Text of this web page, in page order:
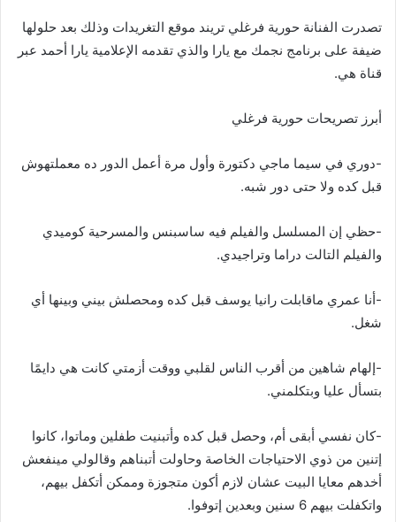
تصدرت الفنانة حورية فرغلي تريند موقع التغريدات وذلك بعد حلولها
ضيفة على برنامج نجمك مع يارا والذي تقدمه الإعلامية يارا أحمد عبر
قناة هي.
أبرز تصريحات حورية فرغلي
-دوري في سيما ماجي دكتورة وأول مرة أعمل الدور ده معملتهوش
قبل كده ولا حتى دور شبه.
-حظي إن المسلسل والفيلم فيه ساسبنس والمسرحية كوميدي
والفيلم التالت دراما وتراجيدي.
-أنا عمري ماقابلت رانيا يوسف قبل كده ومحصلش بيني وبينها أي
شغل.
-إلهام شاهين من أقرب الناس لقلبي ووقت أزمتي كانت هي دايمًا
بتسأل عليا وبتكلمني.
-كان نفسي أبقى أم، وحصل قبل كده وأتبنيت طفلين وماتوا، كانوا
إتنين من ذوي الاحتياجات الخاصة وحاولت أتبناهم وقالولي مينفعش
أخدهم معايا البيت عشان لازم أكون متجوزة وممكن أتكفل بيهم،
واتكفلت بيهم 6 سنين وبعدين إتوفوا.